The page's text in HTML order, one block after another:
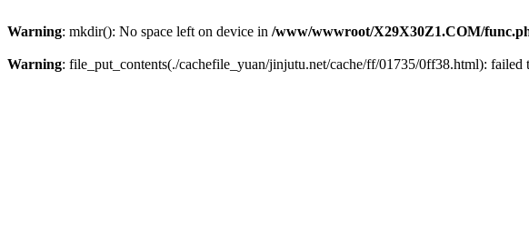
Warning: mkdir(): No space left on device in /www/wwwroot/X29X30Z1.COM/
Warning: file_put_contents(./cachefile_yuan/jinjutu.net/cache/ff/01735/0ff38.html):